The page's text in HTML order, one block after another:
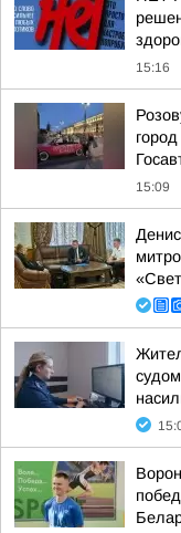
15:16
15:09